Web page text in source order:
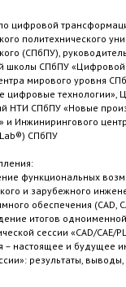
цифровой
политехнического
(СПбПУ),
школы СПбПУ «Цифровой
мирового уровня
цифровые технологии»,
НТИ СПбПУ «Новые
и Инжинирингового
СПбПУ
функциональных
и зарубежного
обеспечения (CAD,
итогов одноименной
сессии «CAD/CAE/
– настоящее и будущее
результаты,